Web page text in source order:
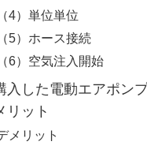
（4）単位単位
（5）ホース接続
（6）空気注入開始
入した電動エアポン
リット
メリット